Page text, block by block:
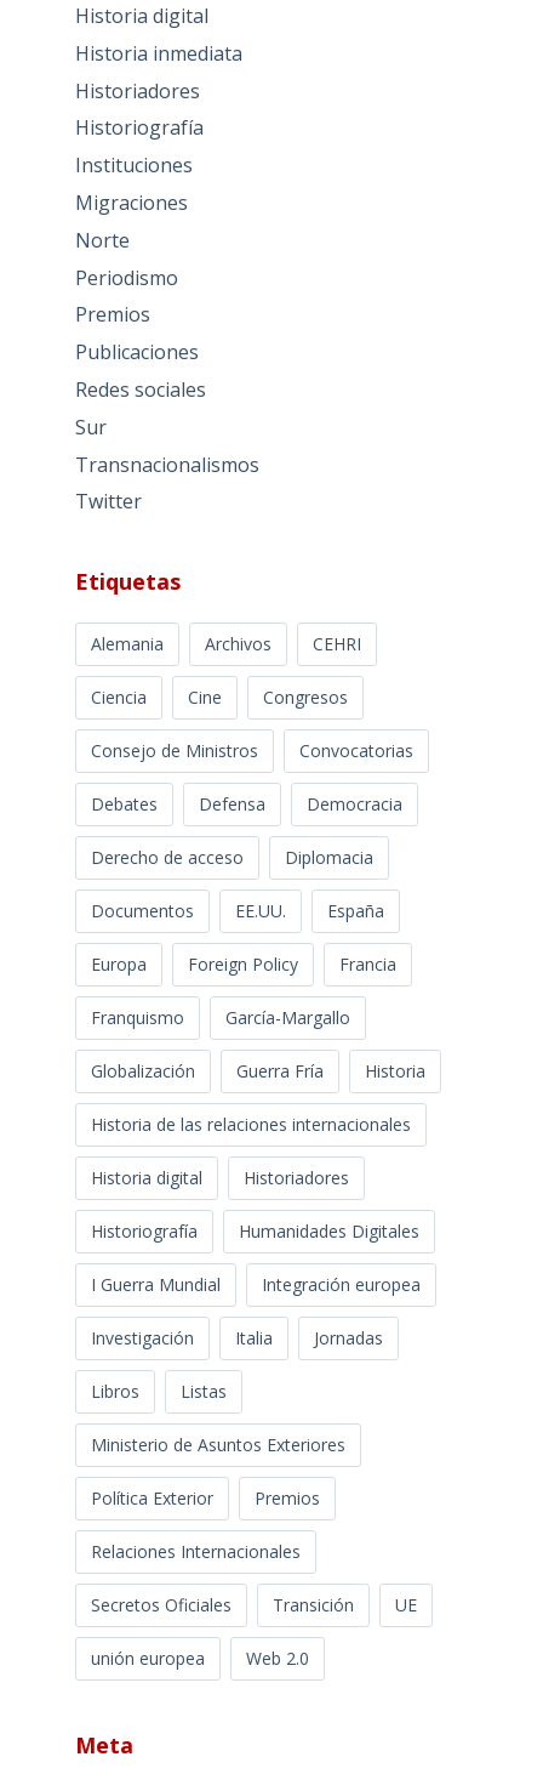
Historia digital
Historia inmediata
Historiadores
Historiografía
Instituciones
Migraciones
Norte
Periodismo
Premios
Publicaciones
Redes sociales
Sur
Transnacionalismos
Twitter
Etiquetas
Alemania Archivos CEHRI
Ciencia Cine Congresos
Consejo de Ministros Convocatorias
Debates Defensa Democracia
Derecho de acceso Diplomacia
Documentos EE.UU. España
Europa Foreign Policy Francia
Franquismo García-Margallo
Globalización Guerra Fría Historia
Historia de las relaciones internacionales
Historia digital Historiadores
Historiografía Humanidades Digitales
I Guerra Mundial Integración europea
Investigación Italia Jornadas
Libros Listas
Ministerio de Asuntos Exteriores
Política Exterior Premios
Relaciones Internacionales
Secretos Oficiales Transición UE
unión europea Web 2.0
Meta